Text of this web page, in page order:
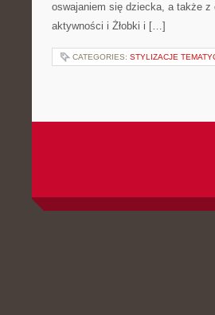
oswajaniem się dziecka, a także
aktywności i Żłobki i […]
CATEGORIES: STYLIZACJE